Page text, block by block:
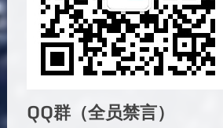
QQ群（全员禁言）